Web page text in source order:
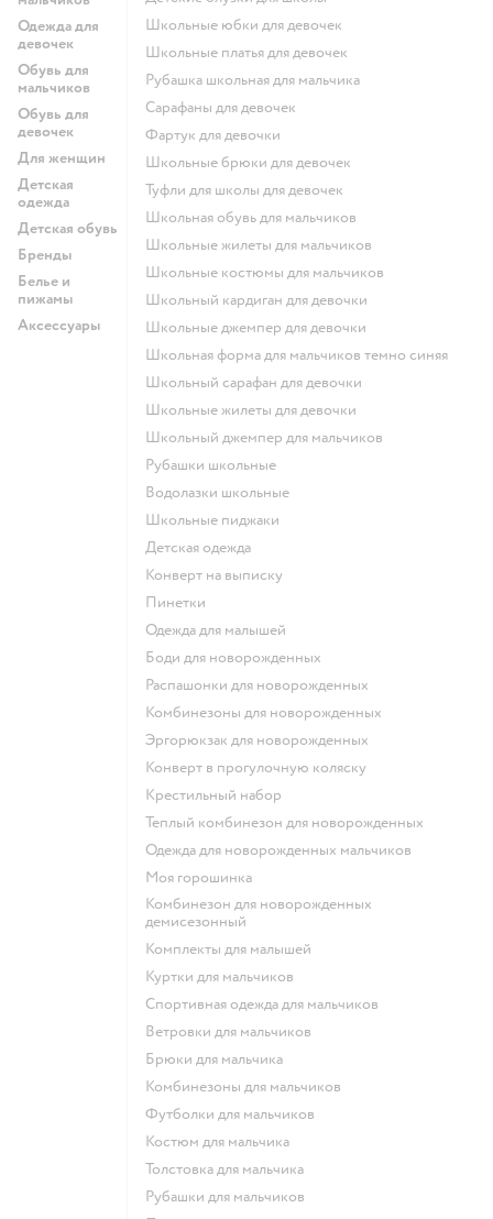
Одежда для
девочек
Обувь для
мальчиков
Обувь для
девочек
Для женщин
Детская
одежда
Детская обувь
Бренды
Белье и
пижамы
Аксессуары
Школьные юбки для девочек
Школьные платья для девочек
Рубашка школьная для мальчика
Сарафаны для девочек
Фартук для девочки
Школьные брюки для девочек
Туфли для школы для девочек
Школьная обувь для мальчиков
Школьные жилеты для мальчиков
Школьные костюмы для мальчиков
Школьный кардиган для девочки
Школьные джемпер для девочки
Школьная форма для мальчиков темно синяя
Школьный сарафан для девочки
Школьные жилеты для девочки
Школьный джемпер для мальчиков
Рубашки школьные
Водолазки школьные
Школьные пиджаки
Детская одежда
Конверт на выписку
Пинетки
Одежда для малышей
Боди для новорожденных
Распашонки для новорожденных
Комбинезоны для новорожденных
Эргорюкзак для новорожденных
Конверт в прогулочную коляску
Крестильный набор
Теплый комбинезон для новорожденных
Одежда для новорожденных мальчиков
Моя горошинка
Комбинезон для новорожденных
демисезонный
Комплекты для малышей
Куртки для мальчиков
Спортивная одежда для мальчиков
Ветровки для мальчиков
Брюки для мальчика
Комбинезоны для мальчиков
Футболки для мальчиков
Костюм для мальчика
Толстовка для мальчика
Рубашки для мальчиков